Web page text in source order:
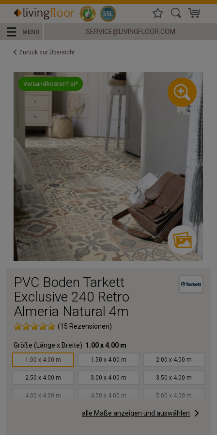
☰ MENU SERVICE@LIVINGFLOOR.COM
Zurück zur Übersicht
Versandkostenfrei*
PVC Boden Tarkett
Exclusive 240 Retro
Almeria Natural 4m
(15 Rezensionen)
Größe (Länge x Breite): 1.00 x 4.00 m
1.00 x 4.00 m 1.50 x 4.00 m 2.00 x 4.00 m
2.50 x 4.00 m 3.00 x 4.00 m 3.50 x 4.00 m
4.00 x 4.00 m 4.50 x 4.00 m 5.00 x 4.00 m
6.00 x 4.00 m 6.50 x 4.00 m
alle Maße anzeigen und auswählen